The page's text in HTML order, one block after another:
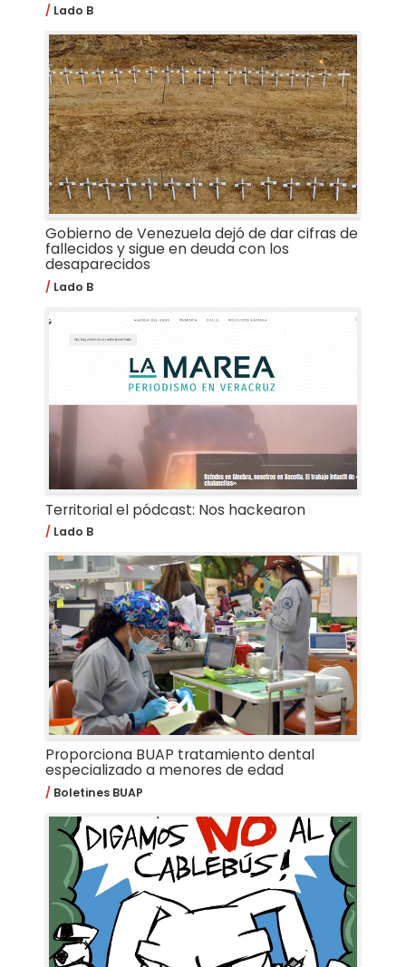
Lado B
Gobierno de Venezuela dejó de dar cifras de
fallecidos y sigue en deuda con los
desaparecidos
Lado B
Territorial el pódcast: Nos hackearon
Lado B
Proporciona BUAP tratamiento dental
especializado a menores de edad
Boletines BUAP